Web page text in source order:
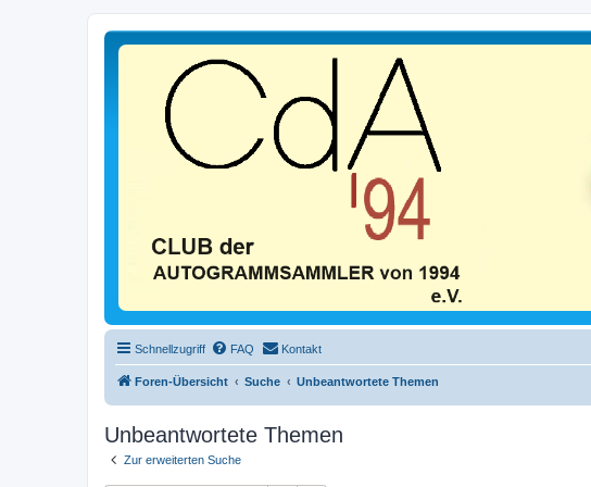
Schnellzugriff FAQ Kontakt
Foren-Übersicht Suche Unbeantwortete Themen
Unbeantwortete Themen
Zur erweiterten Suche